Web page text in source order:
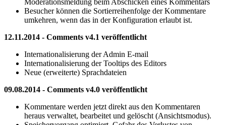
Besucher können die Sortierreihenfolge der Kommentare
umkehren, wenn das in der Konfiguration erlaubt ist.
12.11.2014 - Comments v4.1 veröffentlicht
Internationalisierung der Admin E-mail
Internationalisierung der Tooltips des Editors
Neue (erweiterte) Sprachdateien
09.08.2014 - Comments v4.0 veröffentlicht
Kommentare werden jetzt direkt aus den Kommentaren
heraus verwaltet, bearbeitet und gelöscht (Ansichtsmodus).